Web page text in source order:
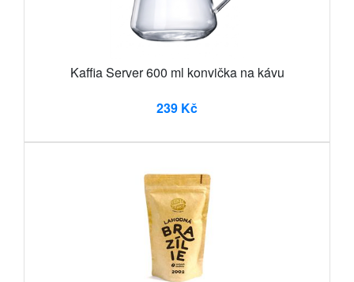
Kaffia Server 600 ml konvička na kávu
239 Kč